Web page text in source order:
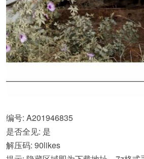
编号: A201946835
是否全见: 是
解压码: 90likes